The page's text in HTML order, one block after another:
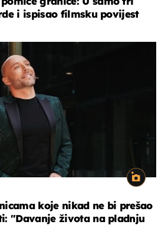
i ispisao filmsku povijest
koje nikad ne bi prešao
"Davanje života na pladnju